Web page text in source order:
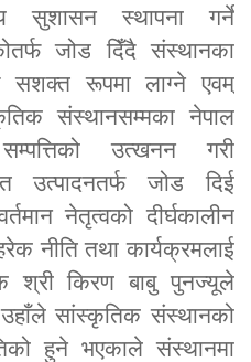
सुशासन स्थापना गर्ने
जोड दिँदै संस्थानका
सशक्त रूपमा लाग्ने एवम्
संस्थानसम्मका नेपाल
उत्खनन गरी
उत्पादनतर्फ जोड दिई
नेतृत्वको दीर्घकालीन
नीति तथा कार्यक्रमलाई
श्री किरण बाबु पुनज्यूले
सांस्कृतिक संस्थानको
हुने भएकाले संस्थानमा